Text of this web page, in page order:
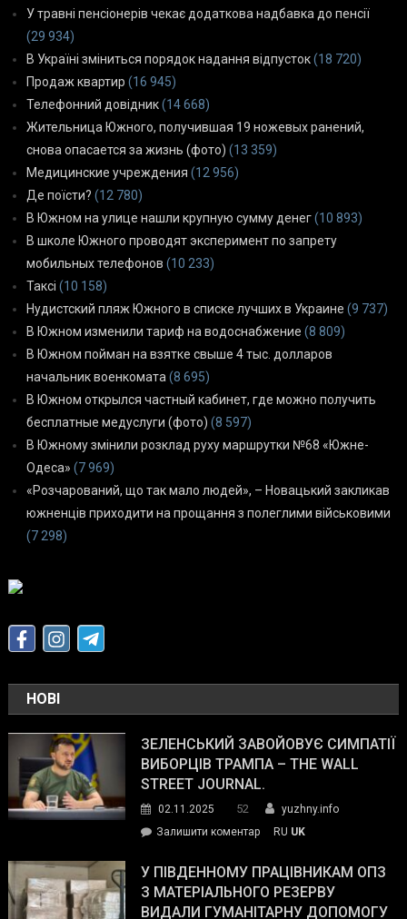
У травні пенсіонерів чекає додаткова надбавка до пенсії
(29 934)
В Україні зміниться порядок надання відпусток(18 720)
Продаж квартир (16 945)
Телефонний довідник(14 668)
Жительница Южного, получившая 19 ножевых ранений,
снова опасается за жизнь (фото) (13 359)
Медицинские учреждения (12 956)
Де поїсти? (12 780)
В Южном на улице нашли крупную сумму денег(10 893)
В школе Южного проводят эксперимент по запрету
мобильных телефонов (10 233)
Таксі (10 158)
Нудистский пляж Южного в списке лучших в Украине (9 737)
В Южном изменили тариф на водоснабжение (8 809)
В Южном пойман на взятке свыше 4 тыс. долларов
начальник военкомата (8 695)
В Южном открылся частный кабинет, где можно получить
бесплатные медуслуги (фото) (8 597)
В Южному змінили розклад руху маршрутки №68 «Южне-
Одеса» (7 969)
«Розчарований, що так мало людей», – Новацький закликав
южненців приходити на прощання з полеглими військовими
(7 298)
НОВІ
ЗЕЛЕНСЬКИЙ ЗАВОЙОВУЄ СИМПАТІЇ
ВИБОРЦІВ ТРАМПА – THE WALL
STREET JOURNAL.
02.11.2025 52
yuzhny.info
Залишити коментарon
завойовує
симпатії
виборців
RU UK
У ПІВДЕННОМУ ПРАЦІВНИКАМ ОПЗ
З МАТЕРІАЛЬНОГО РЕЗЕРВУ
ВИДАЛИ ГУМАНІТАРНУ ДОПОМОГУ